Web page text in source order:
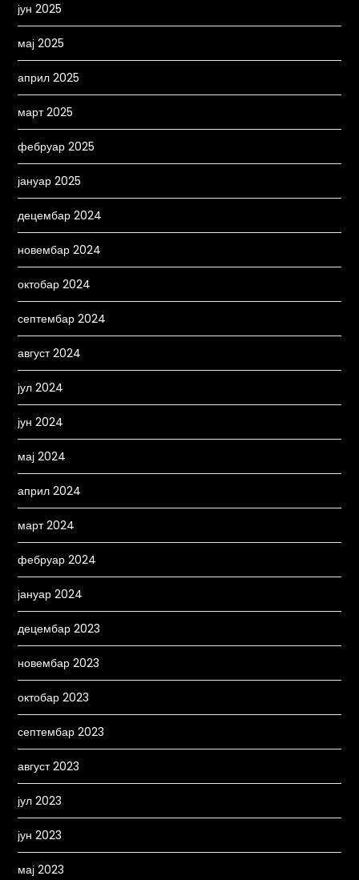
јун 2025
мај 2025
април 2025
март 2025
фебруар 2025
јануар 2025
децембар 2024
новембар 2024
октобар 2024
септембар 2024
август 2024
јул 2024
јун 2024
мај 2024
април 2024
март 2024
фебруар 2024
јануар 2024
децембар 2023
новембар 2023
октобар 2023
септембар 2023
август 2023
јул 2023
јун 2023
мај 2023